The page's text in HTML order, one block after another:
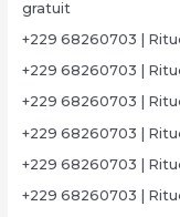
gratuit
+229 68260703 |
+229 68260703 |
+229 68260703 |
+229 68260703 |
+229 68260703 |
+229 68260703 |